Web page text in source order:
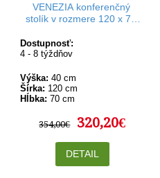
VENEZIA konferenčný
stolík v rozmere 120 x 70
Dostupnosť:
4 - 8 týždňov
Výška: 40 cm
Šírka: 120 cm
Hĺbka: 70 cm
354,00€ 320,20€
DETAIL